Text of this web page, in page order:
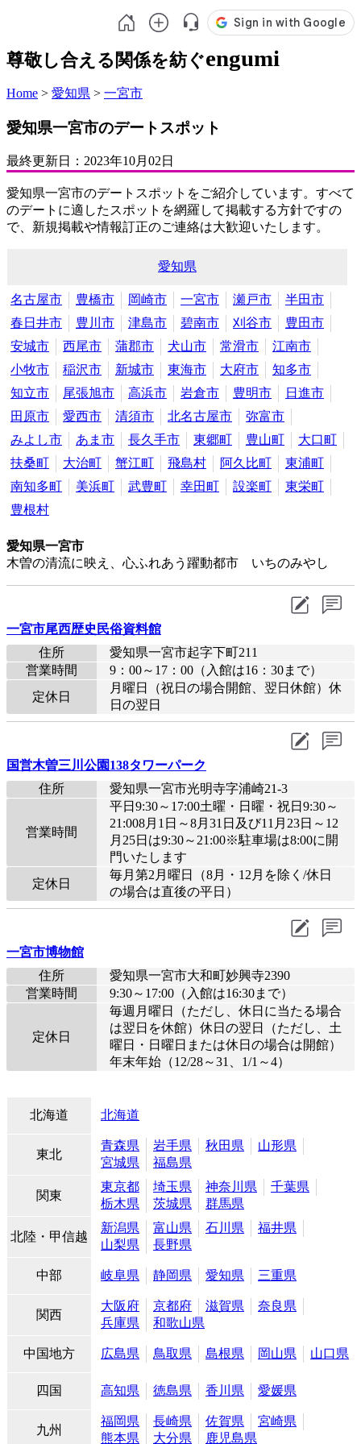
尊敬し合える関係を紡ぐengumi
Home > 愛知県 > 一宮市
愛知県一宮市のデートスポット
最終更新日： 2023年10月02日
愛知県一宮市のデートスポットをご紹介しています。すべて
のデートに適したスポットを網羅して掲載する方針ですの
で、新規掲載や情報訂正のご連絡は大歓迎いたします。
愛知県
名古屋市 豊橋市 岡崎市 一宮市 瀬戸市
半田市
春日井市
豊川市 津島市 碧南市 刈谷市
豊田市
安城市
西尾市 蒲郡市 犬山市 常滑市
江南市
小牧市
稲沢市 新城市 東海市 大府市
知多市
知立市
尾張旭市 高浜市 岩倉市 豊明市
日進市
田原市
愛西市 清須市 北名古屋市
弥富市
みよし市
あま市 長久手市 東郷町 豊山町
大口町
扶桑町
大治町 蟹江町 飛島村 阿久比町
東浦町
南知多町
美浜町 武豊町 幸田町 設楽町
東栄町
豊根村
愛知県一宮市
木曽の清流に映え、心ふれあう躍動都市 いちのみやし
一宮市尾西歴史民俗資料館
住所
愛知県一宮市起字下町211
営業時間
9：00～17：00（入館は16：30まで）
定休日
月曜日（祝日の場合開館、翌日休館）休
日の翌日
国営木曽三川公園138タワーパーク
住所
愛知県一宮市光明寺字浦崎21-3
営業時間
平日9:30～17:00土曜・日曜・祝日9:30～
21:008月1日～8月31日及び11月23日～12
月25日は9:30～21:00※駐車場は8:00に開
門いたします
定休日
毎月第2月曜日（8月・12月を除く/休日
の場合は直後の平日）
一宮市博物館
住所
愛知県一宮市大和町妙興寺2390
営業時間
9:30～17:00（入館は16:30まで）
定休日
毎週月曜日（ただし、休日に当たる場合
は翌日を休館）休日の翌日（ただし、土
曜日・日曜日または休日の場合は開館）
年末年始（12/28～31、1/1～4）
北海道 北海道
東北
青森県 岩手県 秋田県
山形県
宮城県
福島県
関東
東京都 埼玉県 神奈川県
千葉県
栃木県
茨城県 群馬県
北陸・甲信越
新潟県 富山県 石川県
福井県
山梨県
長野県
中部 岐阜県 静岡県 愛知県 三重県
関西
大阪府 京都府 滋賀県
奈良県
兵庫県
和歌山県
中国地方 広島県 鳥取県 島根県 岡山県 山口県
四国 高知県 徳島県 香川県 愛媛県
九州
福岡県 長崎県 佐賀県
宮崎県
熊本県
大分県 鹿児島県